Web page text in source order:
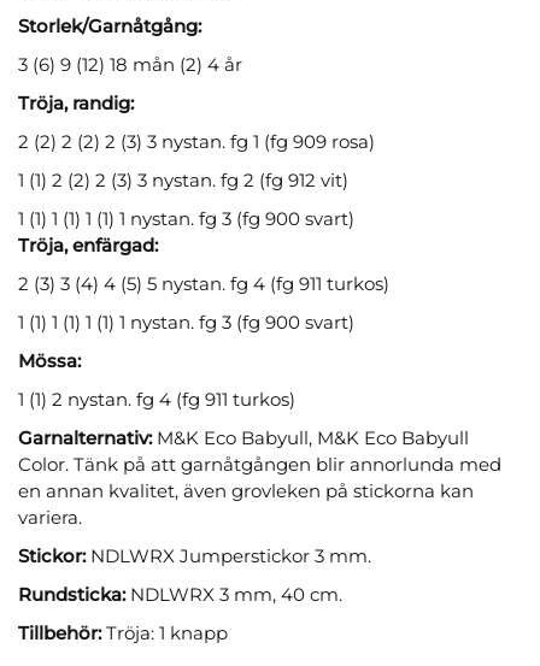
Storlek/Garnåtgång:
3 (6) 9 (12) 18 mån (2) 4 år
Tröja, randig:
2 (2) 2 (2) 2 (3) 3 nystan. fg 1 (fg 909 rosa)
1 (1) 2 (2) 2 (3) 3 nystan. fg 2 (fg 912 vit)
1 (1) 1 (1) 1 (1) 1 nystan. fg 3 (fg 900 svart)
Tröja, enfärgad:
2 (3) 3 (4) 4 (5) 5 nystan. fg 4 (fg 911 turkos)
1 (1) 1 (1) 1 (1) 1 nystan. fg 3 (fg 900 svart)
Mössa:
1 (1) 2 nystan. fg 4 (fg 911 turkos)
Garnalternativ:M&K Eco Babyull, M&K Eco Babyull
Color. Tänk på att garnåtgången blir annorlunda med
en annan kvalitet, även grovleken på stickorna kan
variera.
Stickor:NDLWRX Jumperstickor 3 mm.
Rundsticka:NDLWRX 3 mm, 40 cm.
Tillbehör:Tröja: 1 knapp